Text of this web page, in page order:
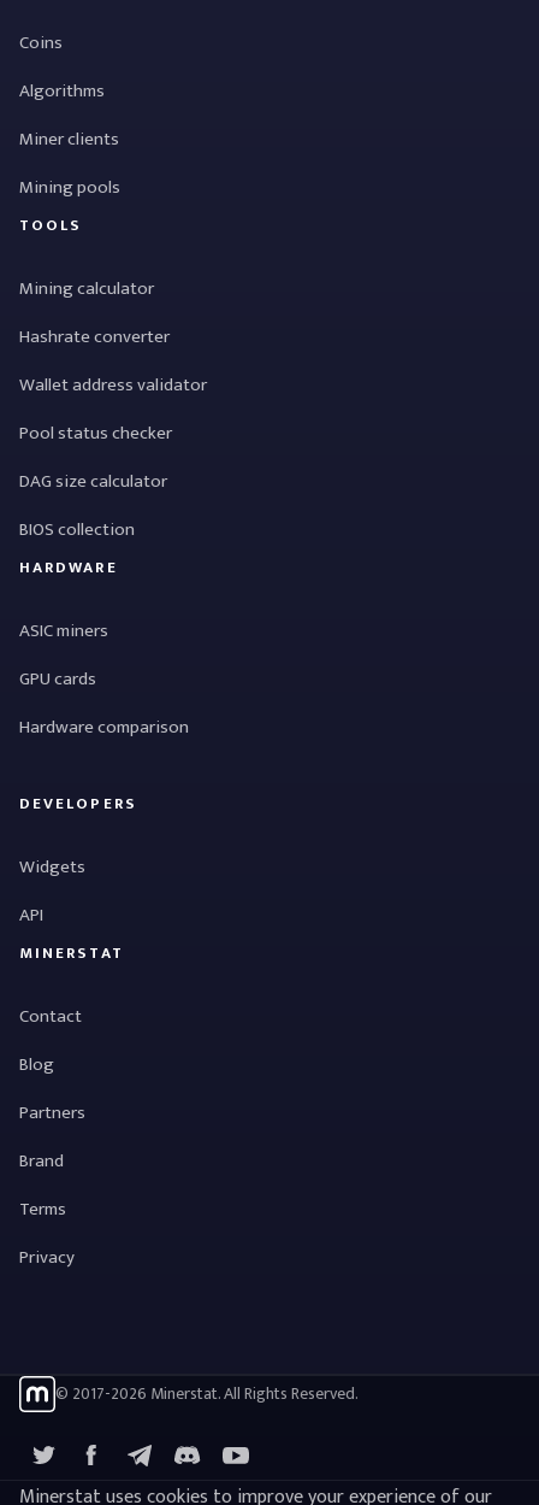
Coins
Algorithms
Miner clients
Mining pools
TOOLS
Mining calculator
Hashrate converter
Wallet address validator
Pool status checker
DAG size calculator
BIOS collection
HARDWARE
ASIC miners
GPU cards
Hardware comparison
DEVELOPERS
Widgets
API
MINERSTAT
Contact
Blog
Partners
Brand
Terms
Privacy
© 2017-2026 Minerstat. All Rights Reserved.
FacebookTelegramYouTube
Minerstat uses cookies to improve your experience of our